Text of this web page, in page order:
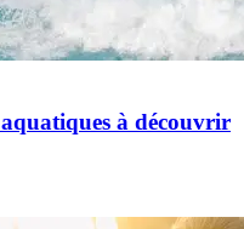
à découvrir